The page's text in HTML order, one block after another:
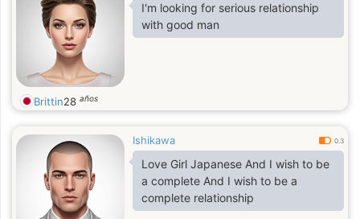
I'm looking for serious relationship
with good man
Brittin28 años
Ishikawa 0.3
Love Girl Japanese And I wish to be
a complete And I wish to be a
complete relationship